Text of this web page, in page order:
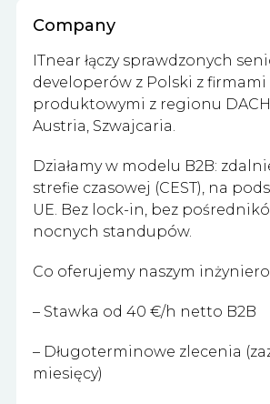
Company
ITnear łączy sprawdzonych
developerów z Polski z firmami
produktowymi z regionu DACH
Austria, Szwajcaria.
Działamy w modelu B2B:
strefie czasowej (CEST), na
UE. Bez lock-in, bez
nocnych standupów.
Co oferujemy naszym
– Stawka od 40 €/h netto B2B
– Długoterminowe zlecenia
miesięcy)